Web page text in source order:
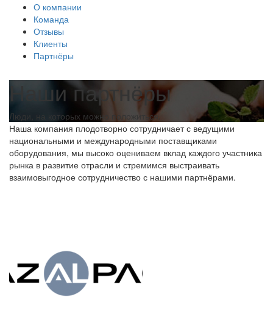
О компании
Команда
Отзывы
Клиенты
Партнёры
Наши партнёры
Люди, на которых можно положиться.
Наша компания плодотворно сотрудничает с ведущими
национальными и международными поставщиками
оборудования, мы высоко оцениваем вклад каждого участника
рынка в развитие отрасли и стремимся выстраивать
взаимовыгодное сотрудничество с нашими партнёрами.